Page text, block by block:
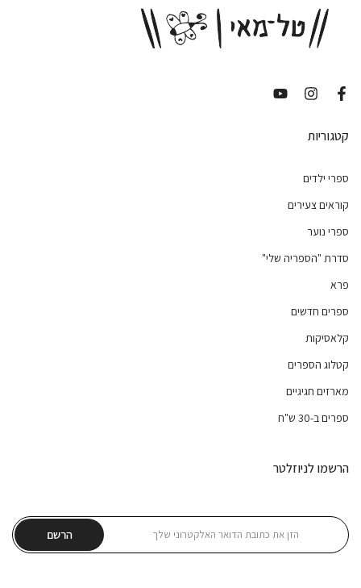
קטגוריות
ספרי ילדים
קוראים צעירים
ספרי נוער
סדרת "הספריה שלי"
פרא
ספרים חדשים
קלאסיקות
קטלוג הספרים
מארזים חגיגיים
ספרים ב-30 ש"ח
הרשמו לניוזלטר
הרשם